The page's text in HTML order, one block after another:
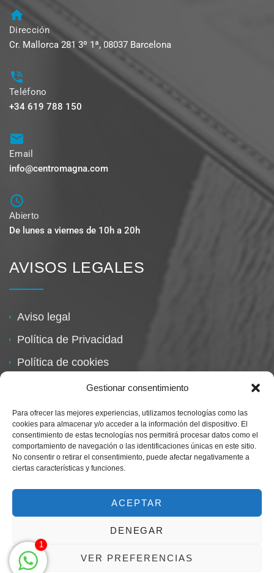
Gestionar consentimiento
Para ofrecer las mejores experiencias, utilizamos tecnologías como las
cookies para almacenar y/o acceder a la información del dispositivo. El
consentimiento de estas tecnologías nos permitirá procesar datos como el
comportamiento de navegación o las identificaciones únicas en este sitio.
No consentir o retirar el consentimiento, puede afectar negativamente a
ciertas características y funciones.
ACEPTAR
DENEGAR
VER PREFERENCIAS
Dirección
Cr. Mallorca 281 3º 1ª, 08037 Barcelona
Teléfono
+34 619 788 150
Email
info@centromagna.com
Abierto
De lunes a viernes de 10h a 20h
AVISOS LEGALES
Aviso legal
Política de Privacidad
Política de cookies
Política de devoluciones
Marca Registrada
1